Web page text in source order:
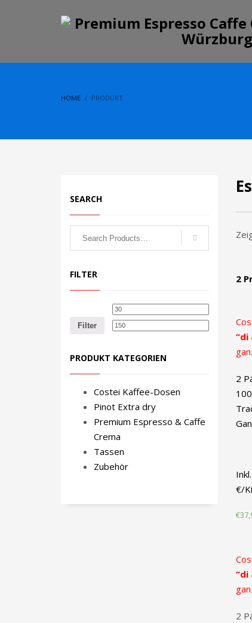
HOME PRODUKT
2
“di
2
€/
€
“di
2
SEARCH
for:
FILTER
Min.
Preis
Filter
PRODUKT KATEGORIEN
Costei Kaffee-Dosen
Pinot Extra dry
Premium Espresso & Caffe
Crema
Tassen
Zubehör